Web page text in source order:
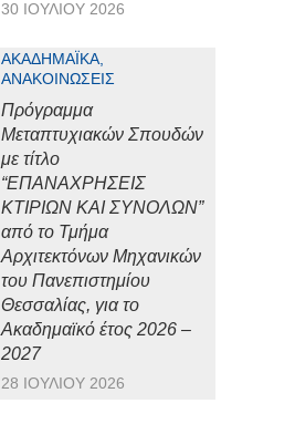
30 ΙΟΥΛΊΟΥ 2026
ΑΚΑΔΗΜΑΪΚΆ,
ΑΝΑΚΟΙΝΏΣΕΙΣ
Πρόγραμμα
Μεταπτυχιακών Σπουδών
με τίτλο
“ΕΠΑΝΑΧΡΗΣΕΙΣ
ΚΤΙΡΙΩΝ ΚΑΙ ΣΥΝΟΛΩΝ”
από το Τμήμα
Αρχιτεκτόνων Μηχανικών
του Πανεπιστημίου
Θεσσαλίας, για το
Ακαδημαϊκό έτος 2026 –
2027
28 ΙΟΥΛΊΟΥ 2026